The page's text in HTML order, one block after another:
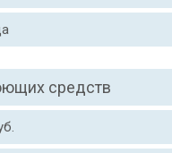
средств